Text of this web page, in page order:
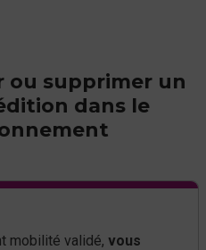
ou supprimer un
dans le
mobilité validé, vous